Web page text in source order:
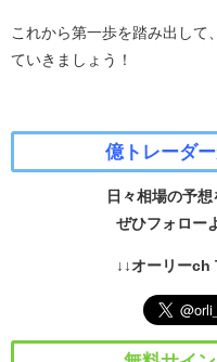
これから第一歩を踏み出して、
ていきましょう！
億トレーダ
日々相場の予想
ぜひフォロー
↓↓オーリーch